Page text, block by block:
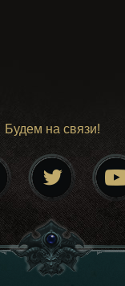
Будем на связи!